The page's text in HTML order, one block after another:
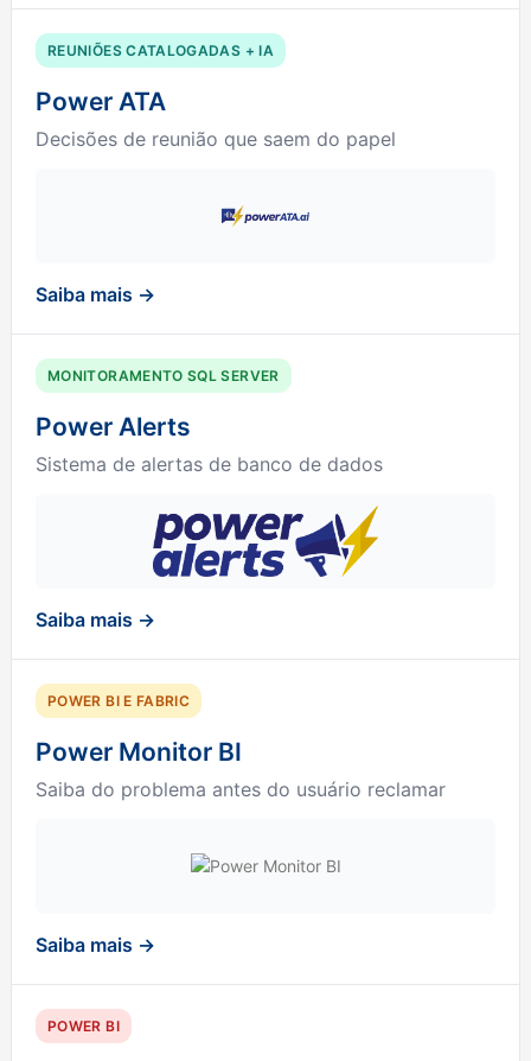
REUNIÕES CATALOGADAS + IA
Power ATA
Decisões de reunião que saem do papel
Saiba mais →
MONITORAMENTO SQL SERVER
Power Alerts
Sistema de alertas de banco de dados
Saiba mais →
POWER BI E FABRIC
Power Monitor BI
Saiba do problema antes do usuário reclamar
Saiba mais →
POWER BI